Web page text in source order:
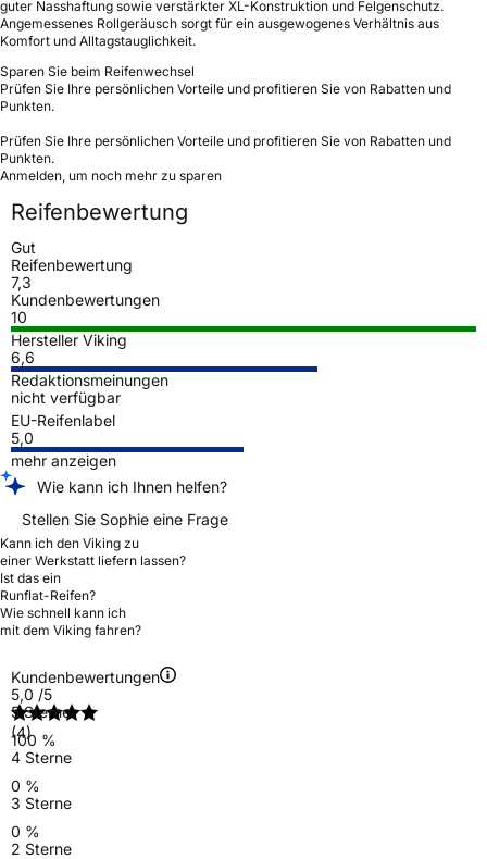
guter Nasshaftung sowie verstärkter XL-Konstruktion und Felgenschutz.
Angemessenes Rollgeräusch sorgt für ein ausgewogenes Verhältnis aus
Komfort und Alltagstauglichkeit.
Sparen Sie beim Reifenwechsel
Prüfen Sie Ihre persönlichen Vorteile und profitieren Sie von Rabatten und
Punkten.
Prüfen Sie Ihre persönlichen Vorteile und profitieren Sie von Rabatten und
Punkten.
Anmelden, um noch mehr zu sparen
Reifenbewertung
Gut
Reifenbewertung
7,3
Kundenbewertungen
10
Hersteller Viking
6,6
Redaktionsmeinungen
nicht verfügbar
EU-Reifenlabel
5,0
mehr anzeigen
Wie kann ich Ihnen helfen?
Stellen Sie Sophie eine Frage
Kann ich den Viking zu
einer Werkstatt liefern lassen?
Ist das ein
Runflat-Reifen?
Wie schnell kann ich
mit dem Viking fahren?
Kundenbewertungen
5,0 /5
(4)
5 Sterne
100 %
4 Sterne
0 %
3 Sterne
0 %
2 Sterne